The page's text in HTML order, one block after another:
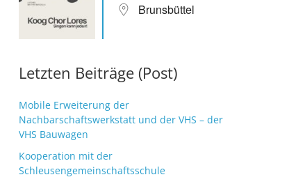
Brunsbüttel
Letzten Beiträge (Post)
Mobile Erweiterung der
Nachbarschaftswerkstatt und der VHS – der
VHS Bauwagen
Kooperation mit der
Schleusengemeinschaftsschule